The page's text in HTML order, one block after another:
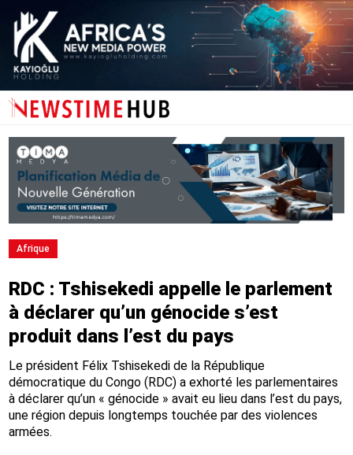
Afrique
RDC : Tshisekedi appelle le parlement
à déclarer qu’un génocide s’est
produit dans l’est du pays
Le président Félix Tshisekedi de la République
démocratique du Congo (RDC) a exhorté les parlementaires
à déclarer qu’un « génocide » avait eu lieu dans l’est du pays,
une région depuis longtemps touchée par des violences
armées.